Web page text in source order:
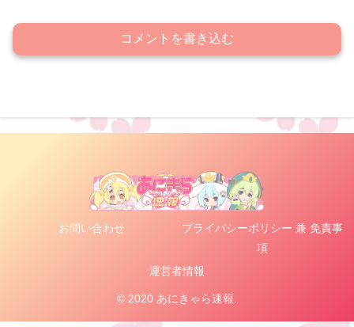
コメントを書き込む
お問い合わせ
プライバシーポリシー 兼 免責事
項
運営者情報
© 2020 あにきゃら速報.